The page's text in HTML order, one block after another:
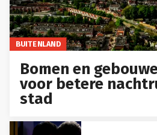
BUITENLAND
Bomen en
voor betere
stad